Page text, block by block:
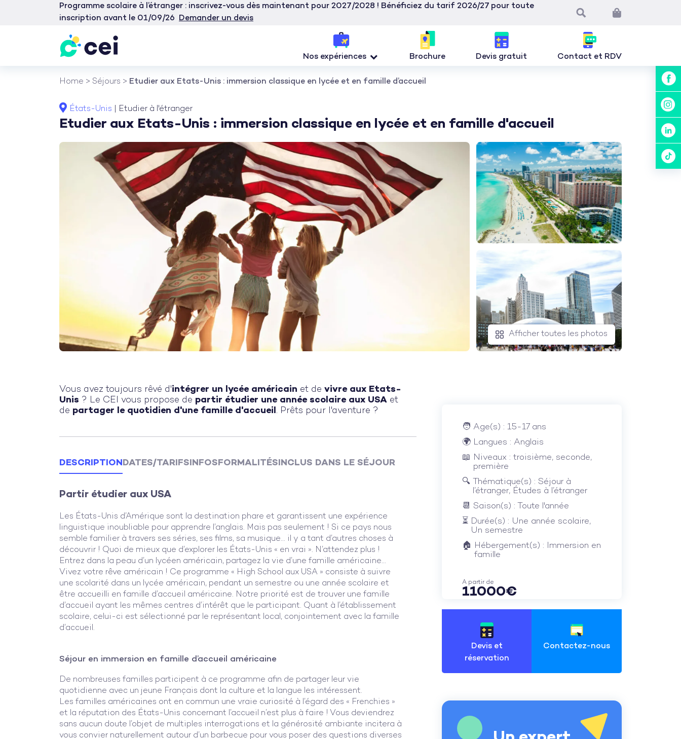
Programme scolaire à l’étranger : inscrivez-vous dès maintenant pour 2027/2028 ! Bénéficiez du tarif 2026/27 pour toute
inscription avant le 01/09/26 Demander un devis
Nos expériences Brochure Devis gratuit Contact et RDV
Home > Séjours > Etudier aux Etats-Unis : immersion classique en lycée et en famille d’accueil
Afficher toutes les photos
États-Unis Etudier à l'étranger
Etudier aux Etats-Unis : immersion classique en lycée et en famille d'accueil
Vous avez toujours rêvé d'intégrer un lycée américain et de vivre aux Etats-
Unis ? Le CEI vous propose de partir étudier une année scolaire aux USA et
de partager le quotidien d'une famille d'accueil. Prêts pour l'aventure ?
DESCRIPTIONDATES/TARIFSINFOSFORMALITÉSINCLUS DANS LE SÉJOUR
Partir étudier aux USA
Les États-Unis d’Amérique sont la destination phare et garantissent une expérience
linguistique inoubliable pour apprendre l’anglais. Mais pas seulement ! Si ce pays nous
semble familier à travers ses séries, ses films, sa musique… il y a tant d’autres choses à
découvrir ! Quoi de mieux que d’explorer les États-Unis « en vrai ». N’attendez plus !
Entrez dans la peau d’un lycéen américain, partagez la vie d’une famille américaine…
Vivez votre rêve américain ! Ce programme « High School aux USA » consiste à suivre
une scolarité dans un lycée américain, pendant un semestre ou une année scolaire et
être accueilli en famille d’accueil américaine. Notre priorité est de trouver une famille
d’accueil ayant les mêmes centres d’intérêt que le participant. Quant à l’établissement
scolaire, celui-ci est sélectionné par le représentant local, conjointement avec la famille
d’accueil.
Séjour en immersion en famille d’accueil américaine
De nombreuses familles participent à ce programme afin de partager leur vie
quotidienne avec un jeune Français dont la culture et la langue les intéressent.
Les familles américaines ont en commun une vraie curiosité à l’égard des « Frenchies »
et la réputation des États-Unis concernant l’accueil n’est plus à faire ! Vous deviendrez
sans aucun doute l’objet de multiples interrogations et la générosité ambiante incitera à
vous convier naturellement autour d’un barbecue pour vous poser des questions diverses
Age(s) : 15-17 ans
Langues : Anglais
Niveaux : troisième, seconde,
première
Thématique(s) : Séjour à
l’étranger, Études à l’étranger
Saison(s) : Toute l'année
Durée(s) : Une année scolaire,
Un semestre
Hébergement(s) : Immersion en
famille
A partir de
11000€
Devis et
réservation
Contactez-nous